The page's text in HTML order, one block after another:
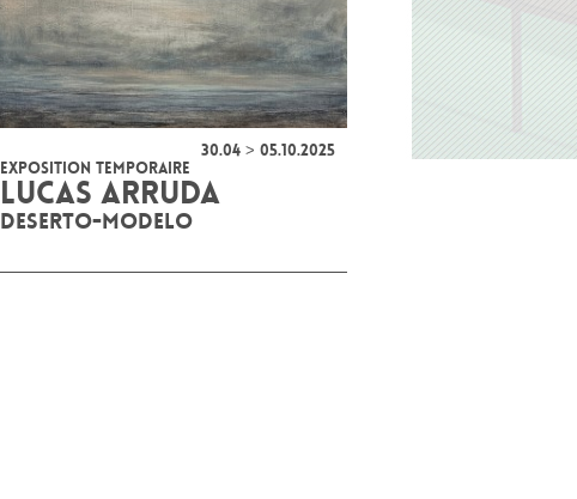
30.04 > 05.10.2025
EXPOSITION TEMPORAIRE
LUCAS ARRUDA
DESERTO-MODELO